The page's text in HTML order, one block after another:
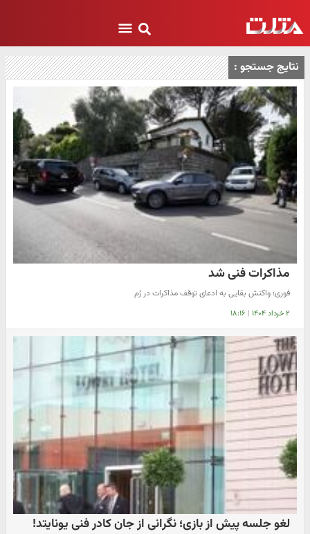
نتایج جستجو :
مذاکرات فنی شد
فوری؛ واکنش بقایی به ادعای توقف مذاکرات در رُم
۲ خرداد ۱۴۰۴ | ۱۸:۱۶
لغو جلسه پیش از بازی؛ نگرانی از جان کادر فنی یونایتد!